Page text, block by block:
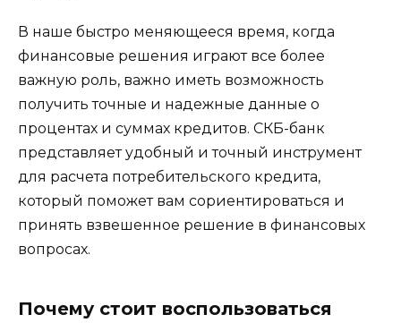
В наше быстро меняющееся время, когда
финансовые решения играют все более
важную роль, важно иметь возможность
получить точные и надежные данные о
процентах и суммах кредитов. СКБ-банк
представляет удобный и точный инструмент
для расчета потребительского кредита,
который поможет вам сориентироваться и
принять взвешенное решение в финансовых
вопросах.
Почему стоит воспользоваться